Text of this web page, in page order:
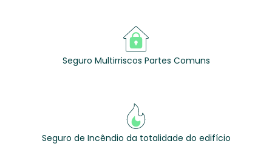
Seguro Multirriscos Partes Comuns
Seguro de Incêndio da totalidade do edifício